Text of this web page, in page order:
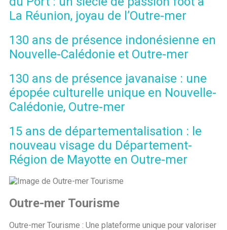
La Réunion, joyau de l’Outre-mer
130 ans de présence indonésienne en
Nouvelle-Calédonie et Outre-mer
130 ans de présence javanaise : une
épopée culturelle unique en Nouvelle-
Calédonie, Outre-mer
15 ans de départementalisation : le
nouveau visage du Département-
Région de Mayotte en Outre-mer
Outre-mer Tourisme
Outre-mer Tourisme : Une plateforme unique pour valoriser